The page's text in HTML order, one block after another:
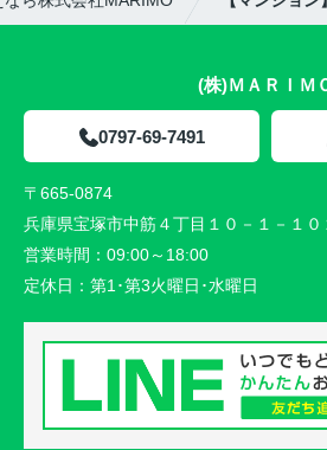
(株)ＭＡＲＩＭ
0797-69-7491
〒665-0874
兵庫県宝塚市中筋４丁目１０－１－１０
営業時間： 09:00～18:00
定休日： 第1･第3火曜日･水曜日